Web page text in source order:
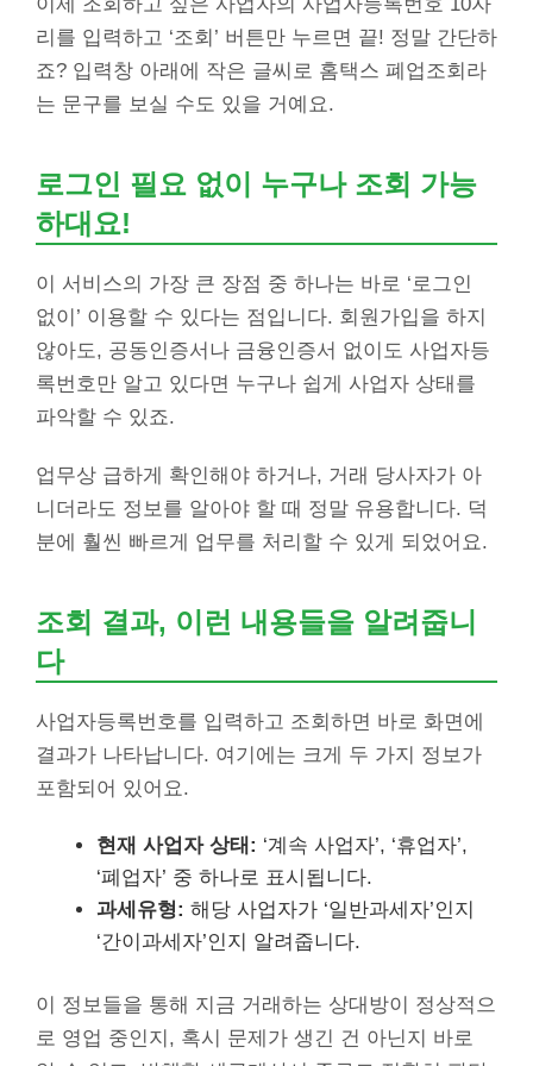
리를 입력하고 ‘조회’ 버튼만 누르면 끝! 정말 간단하
죠? 입력창 아래에 작은 글씨로 홈택스 폐업조회라
는 문구를 보실 수도 있을 거예요.
로그인 필요 없이 누구나 조회 가능
하대요!
이 서비스의 가장 큰 장점 중 하나는 바로 ‘로그인
없이’ 이용할 수 있다는 점입니다. 회원가입을 하지
않아도, 공동인증서나 금융인증서 없이도 사업자등
록번호만 알고 있다면 누구나 쉽게 사업자 상태를
파악할 수 있죠.
업무상 급하게 확인해야 하거나, 거래 당사자가 아
니더라도 정보를 알아야 할 때 정말 유용합니다. 덕
분에 훨씬 빠르게 업무를 처리할 수 있게 되었어요.
조회 결과, 이런 내용들을 알려줍니
다
사업자등록번호를 입력하고 조회하면 바로 화면에
결과가 나타납니다. 여기에는 크게 두 가지 정보가
포함되어 있어요.
현재 사업자 상태: ‘계속 사업자’, ‘휴업자’,
‘폐업자’ 중 하나로 표시됩니다.
과세유형: 해당 사업자가 ‘일반과세자’인지
‘간이과세자’인지 알려줍니다.
이 정보들을 통해 지금 거래하는 상대방이 정상적으
로 영업 중인지, 혹시 문제가 생긴 건 아닌지 바로